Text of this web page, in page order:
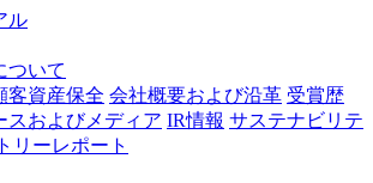
ル
ついて
客資産保全 会社概要および沿革 受賞歴
スおよびメディア IR情報 サステナビリテ
リーレポート